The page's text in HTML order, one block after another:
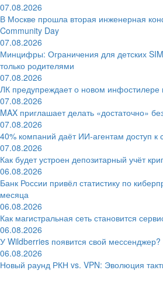
07.08.2026
В Москве прошла вторая инженерная
Community Day
07.08.2026
Минцифры: Ограничения для детских
только родителями
07.08.2026
ЛК предупреждает о новом инфостилере
07.08.2026
MAX приглашает делать «достаточно»
07.08.2026
40% компаний даёт ИИ‑агентам доступ к
07.08.2026
Как будет устроен депозитарный учёт
06.08.2026
Банк России привёл статистику по
месяца
06.08.2026
Как магистральная сеть становится
06.08.2026
У Wildberries появится свой мессенджер?
06.08.2026
Новый раунд РКН vs. VPN: Эволюция